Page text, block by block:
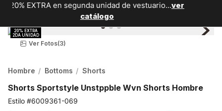
ver 20% Extra en segunda unidad de calzado...
catálogo
Ver Fotos(3)
Hombre Bottoms Shorts
Shorts Sportstyle Unstppble Wvn Shorts Hombre
6009361-069